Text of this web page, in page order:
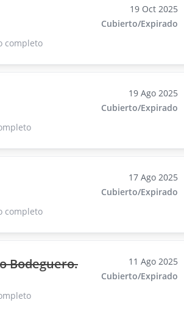
completo
19 Oct 2025
Cubierto/Expirado
19 Ago 2025
Cubierto/Expirado
completo
17 Ago 2025
Cubierto/Expirado
Bodeguero.
11 Ago 2025
Cubierto/Expirado